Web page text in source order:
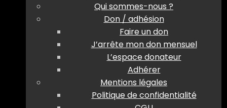
Qui sommes-nous ?
Don / adhésion
Faire un don
J’arrête mon don mensuel
L’espace donateur
Adhérer
Mentions légales
Politique de confidentialité